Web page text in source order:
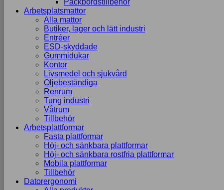
Packbordstillbehör
Arbetsplatsmattor
Alla mattor
Butiker, lager och lätt industri
Entréer
ESD-skyddade
Gummidukar
Kontor
Livsmedel och sjukvård
Oljebeständiga
Renrum
Tung industri
Våtrum
Tillbehör
Arbetsplattformar
Fasta plattformar
Höj- och sänkbara plattformar
Höj- och sänkbara rostfria plattformar
Mobila plattformar
Tillbehör
Datorergonomi